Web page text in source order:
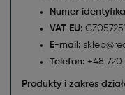
Numer
VAT EU:
E-mail :
Telefon: +48
Produkty i zakres